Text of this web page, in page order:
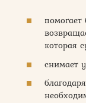
которая
снимает